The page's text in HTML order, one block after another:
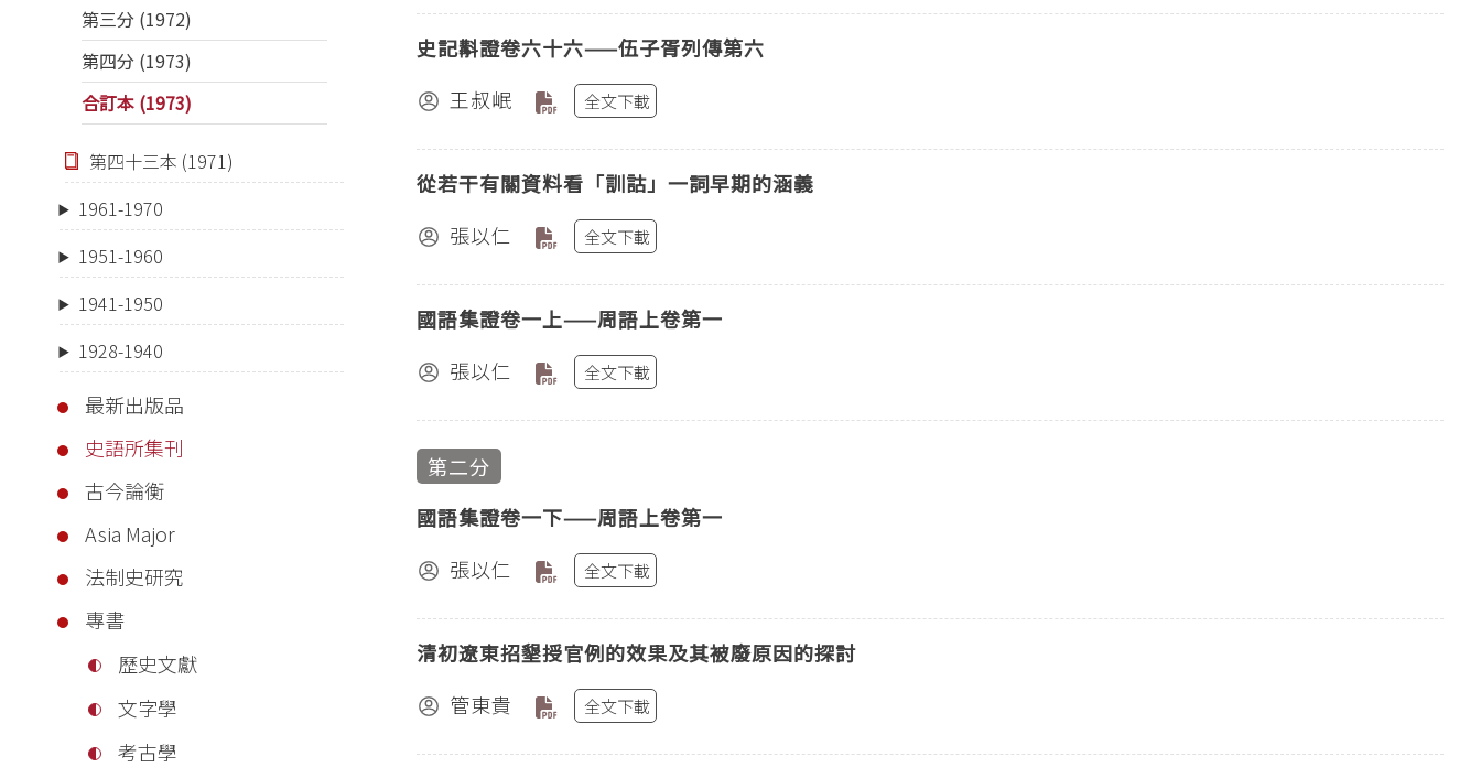
第三分 (1972)
第四分 (1973)
合訂本 (1973)
第四十三本 (1971)
1961-1970
1951-1960
1941-1950
1928-1940
最新出版品
史語所集刊
古今論衡
Asia Major
法制史研究
專書
歷史文獻
文字學
考古學
史記斠證卷六十六——伍子胥列傳第六
王叔岷
全文下載
從若干有關資料看「訓詁」一詞早期的涵義
張以仁
全文下載
國語集證卷一上——周語上卷第一
張以仁
全文下載
第二分
國語集證卷一下——周語上卷第一
張以仁
全文下載
清初遼東招墾授官例的效果及其被廢原因的探討
管東貴
全文下載